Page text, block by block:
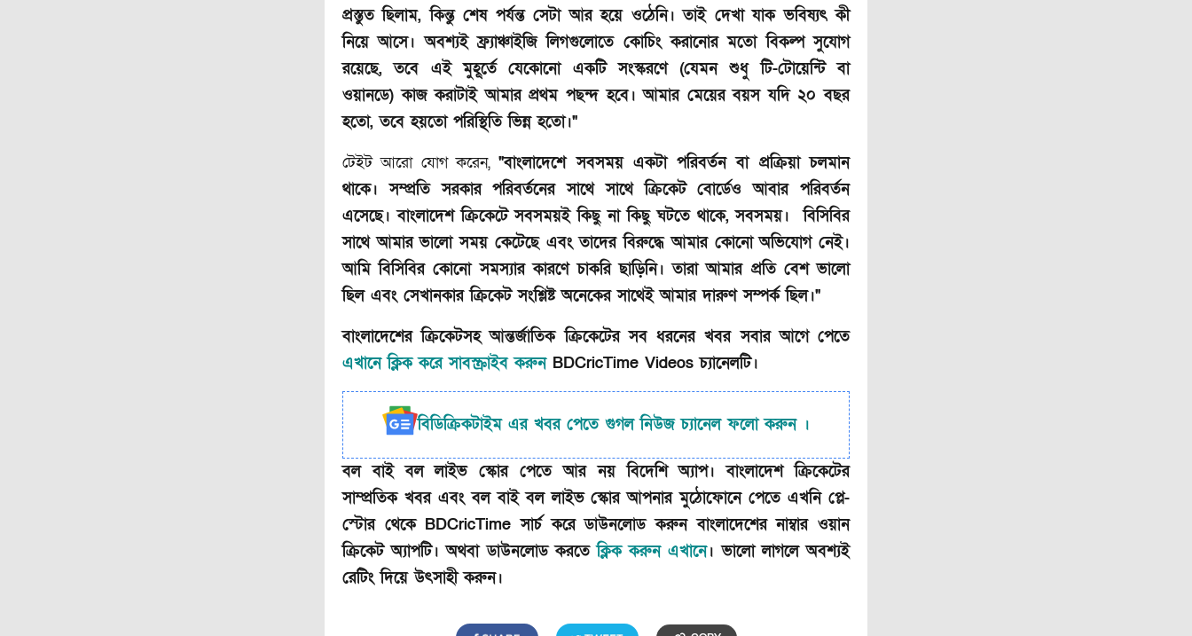
প্রস্তুত ছিলাম, কিন্তু শেষ পর্যন্ত সেটা আর হয়ে ওঠেনি। তাই দেখা যাক ভবিষ্যৎ কী
নিয়ে আসে। অবশ্যই ফ্র্যাঞ্চাইজি লিগগুলোতে কোচিং করানোর মতো বিকল্প সুযোগ
রয়েছে, তবে এই মুহূর্তে যেকোনো একটি সংস্করণে (যেমন শুধু টি-টোয়েন্টি বা
ওয়ানডে) কাজ করাটাই আমার প্রথম পছন্দ হবে। আমার মেয়ের বয়স যদি ২০ বছর
হতো, তবে হয়তো পরিস্থিতি ভিন্ন হতো।"
টেইট আরো যোগ করেন,"বাংলাদেশে সবসময় একটা পরিবর্তন বা প্রক্রিয়া চলমান
থাকে। সম্প্রতি সরকার পরিবর্তনের সাথে সাথে ক্রিকেট বোর্ডেও আবার পরিবর্তন
এসেছে। বাংলাদেশ ক্রিকেটে সবসময়ই কিছু না কিছু ঘটতে থাকে, সবসময়। বিসিবির
সাথে আমার ভালো সময় কেটেছে এবং তাদের বিরুদ্ধে আমার কোনো অভিযোগ নেই।
আমি বিসিবির কোনো সমস্যার কারণে চাকরি ছাড়িনি। তারা আমার প্রতি বেশ ভালো
ছিল এবং সেখানকার ক্রিকেট সংশ্লিষ্ট অনেকের সাথেই আমার দারুণ সম্পর্ক ছিল।"
বাংলাদেশের ক্রিকেটসহ আন্তর্জাতিক ক্রিকেটের সব ধরনের খবর সবার আগে পেতে
এখানে ক্লিক করে সাবস্ক্রাইব করুন BDCricTime Videos চ্যানেলটি।
বিডিক্রিকটাইম এর খবর পেতে গুগল নিউজ চ্যানেল ফলো করুন ।
বল বাই বল লাইভ স্কোর পেতে আর নয় বিদেশি অ্যাপ। বাংলাদেশ ক্রিকেটের
সাম্প্রতিক খবর এবং বল বাই বল লাইভ স্কোর আপনার মুঠোফোনে পেতে এখনি প্লে-
স্টোর থেকে BDCricTime সার্চ করে ডাউনলোড করুন বাংলাদেশের নাম্বার ওয়ান
ক্রিকেট অ্যাপটি। অথবা ডাউনলোড করতেক্লিক করুন এখানে। ভালো লাগলে অবশ্যই
রেটিং দিয়ে উৎসাহী করুন।